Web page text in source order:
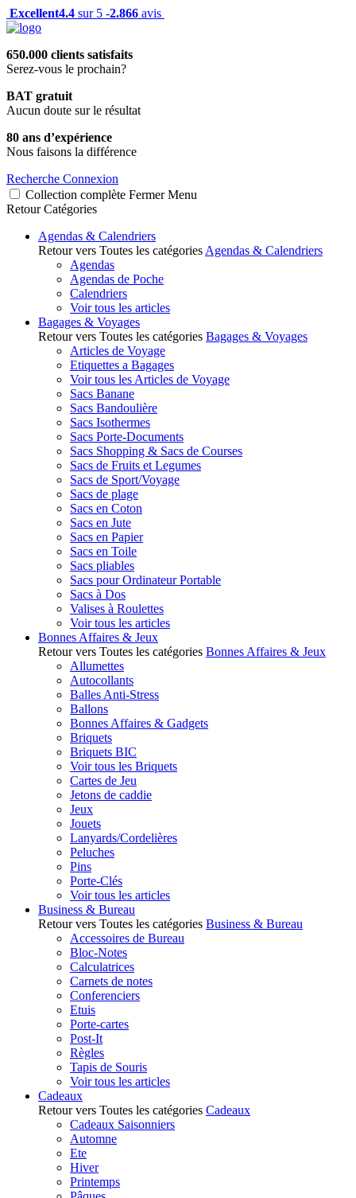
Excellent4.4 sur 5 -2.866 avis
650.000 clients satisfaits
Serez-vous le prochain?
BAT gratuit
Aucun doute sur le résultat
80 ans d’expérience
Nous faisons la différence
Recherche Connexion
Collection complète Fermer Menu
Retour Catégories
Agendas & Calendriers
Retour vers Toutes les catégories Agendas & Calendriers
Agendas
Agendas de Poche
Calendriers
Voir tous les articles
Bagages & Voyages
Retour vers Toutes les catégories Bagages & Voyages
Articles de Voyage
Etiquettes a Bagages
Voir tous les Articles de Voyage
Sacs Banane
Sacs Bandoulière
Sacs Isothermes
Sacs Porte-Documents
Sacs Shopping & Sacs de Courses
Sacs de Fruits et Legumes
Sacs de Sport/Voyage
Sacs de plage
Sacs en Coton
Sacs en Jute
Sacs en Papier
Sacs en Toile
Sacs pliables
Sacs pour Ordinateur Portable
Sacs à Dos
Valises à Roulettes
Voir tous les articles
Bonnes Affaires & Jeux
Retour vers Toutes les catégories Bonnes Affaires & Jeux
Allumettes
Autocollants
Balles Anti-Stress
Ballons
Bonnes Affaires & Gadgets
Briquets
Briquets BIC
Voir tous les Briquets
Cartes de Jeu
Jetons de caddie
Jeux
Jouets
Lanyards/Cordelières
Peluches
Pins
Porte-Clés
Voir tous les articles
Business & Bureau
Retour vers Toutes les catégories Business & Bureau
Accessoires de Bureau
Bloc-Notes
Calculatrices
Carnets de notes
Conferenciers
Etuis
Porte-cartes
Post-It
Règles
Tapis de Souris
Voir tous les articles
Cadeaux
Retour vers Toutes les catégories Cadeaux
Cadeaux Saisonniers
Automne
Ete
Hiver
Printemps